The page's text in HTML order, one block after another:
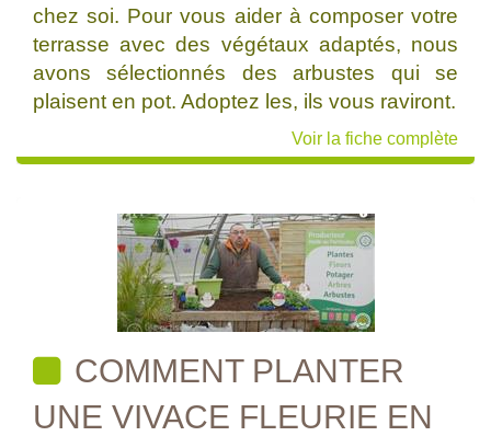
chez soi. Pour vous aider à composer votre
terrasse avec des végétaux adaptés, nous
avons sélectionnés des arbustes qui se
plaisent en pot. Adoptez les, ils vous raviront.
Voir la fiche complète
COMMENT PLANTER
UNE VIVACE FLEURIE EN